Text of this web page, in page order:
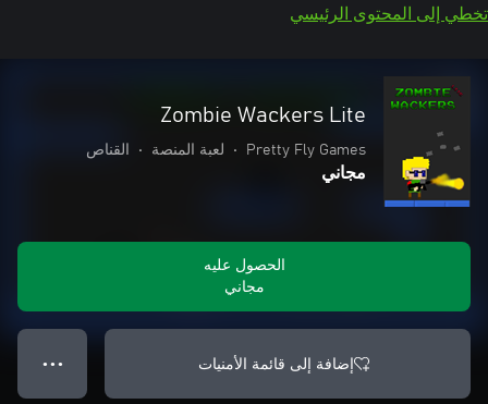
تخطي إلى المحتوى الرئيسي
Zombie Wackers Lite
Pretty Fly Games
• لعبة المنصة • القناص
مجاني
الحصول عليه
مجاني
إضافة إلى قائمة الأمنيات ● ● ●